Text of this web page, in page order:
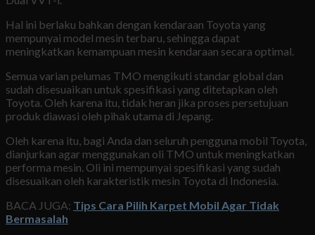
Hal ini berlaku bahkan dengan kendaraan Toyota yang
mempunyai model mesin terbaru, sehingga dapat
meningkatkan kemampuan mesin kendaraan secara optimal.
Semua varian pelumas TMO mengikuti standar global dan
sudah disesuaikan untuk spesifikasi yang ditetapkan oleh
Toyota. Oleh karena itu, tidak heran jika proses persetujuan
produk diawasi oleh pihak utama di Jepang.
Oleh karena itu, bagi Anda dan seluruh pengguna mobil Toyota,
dianjurkan agar menggunakan oli TMO untuk meningkatkan
performa mesin. Oli ini mempunyai spesifikasi yang sudah
disesuaikan oleh karakteristik mesin Toyota di Indonesia.
BACA JUGA: Tips Cara Pilih Karpet Mobil Agar Tidak
Bermasalah